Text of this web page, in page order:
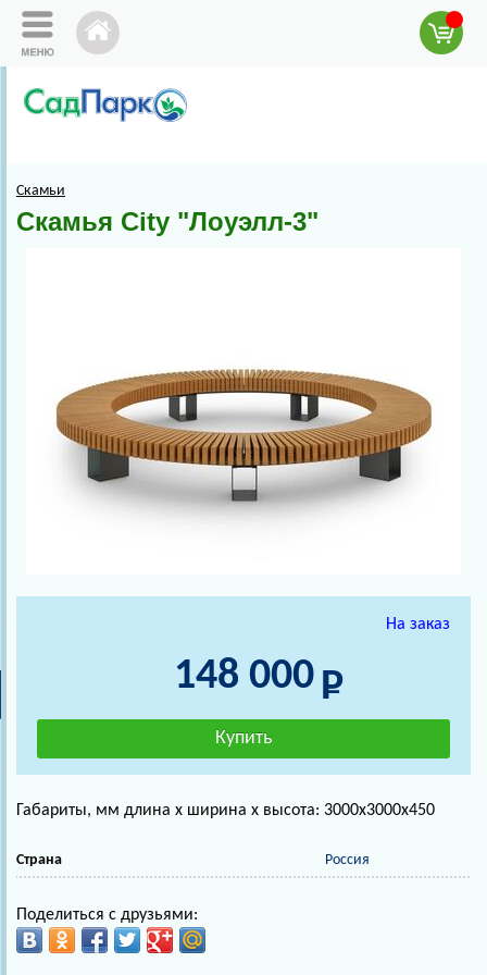
Скамьи
Скамья City "Лоуэлл-3"
На заказ
148 000
Габариты, мм длина х ширина х высота: 3000х3000х450
Страна Россия
Поделиться с друзьями: